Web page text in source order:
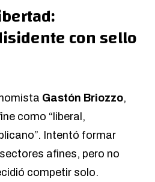
con sello
Gastón Briozzo,
como “liberal,
Intentó formar
afines, pero no
competir solo.